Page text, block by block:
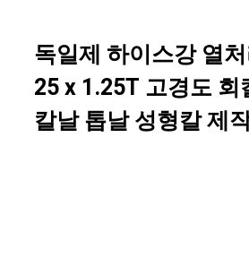
독일제 하이스강 열
25 x 1.25T 고경도 회
칼날 톱날 성형칼 제